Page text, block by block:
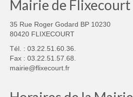
Mairie de Flixecourt
35 Rue Roger Godard BP 10230
80420 FLIXECOURT
Tél. : 03.22.51.60.36.
Fax : 03.22.51.57.68.
mairie@flixecourt.fr